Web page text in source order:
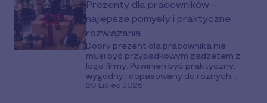
Prezenty dla pracowników –
najlepsze pomysły i praktyczne
rozwiązania
Dobry prezent dla pracownika nie
musi być przypadkowym gadżetem z
logo firmy. Powinien być praktyczny,
wygodny i dopasowany do różnych...
20 Lipiec 2026